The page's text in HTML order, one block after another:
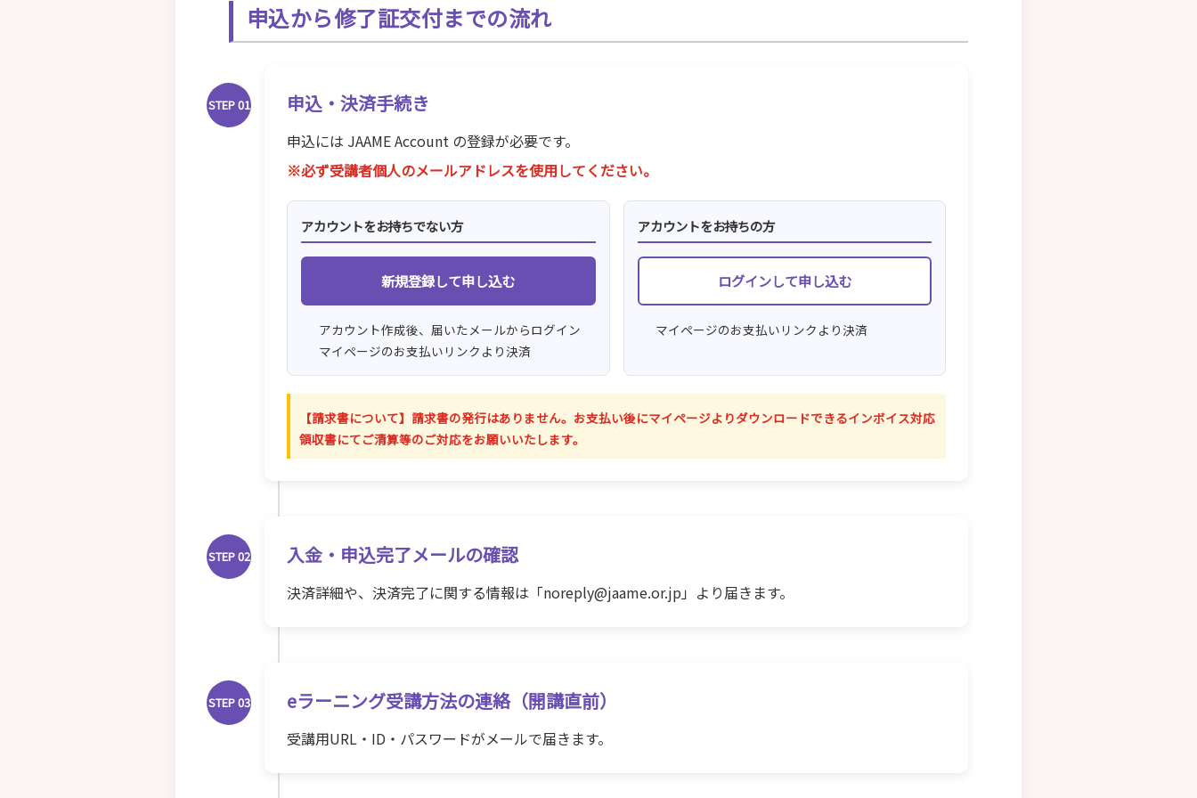
申込から修了証交付までの流れ
STEP 01 申込・決済手続き
申込には JAAME Account の登録が必要です。
※必ず受講者個人のメールアドレスを使用してください。
アカウントをお持ちでない方
新規登録して申し込む
アカウント作成後、届いたメールからログイン
マイページのお支払いリンクより決済
アカウントをお持ちの方
ログインして申し込む
マイページのお支払いリンクより決済
【請求書について】請求書の発行はありません。お支払い後にマイページよりダウンロードできるインボイス対応
領収書にてご清算等のご対応をお願いいたします。
STEP 02 入金・申込完了メールの確認
決済詳細や、決済完了に関する情報は「noreply@jaame.or.jp」より届きます。
STEP 03 eラーニング受講方法の連絡（開講直前）
受講用URL・ID・パスワードがメールで届きます。